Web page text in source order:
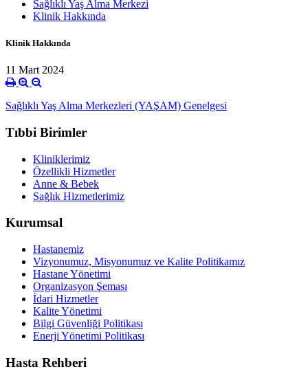
Sağlıklı Yaş Alma Merkezi
Klinik Hakkında
Klinik Hakkında
11 Mart 2024
Sağlıklı Yaş Alma Merkezleri (YAŞAM) Genelgesi
Tıbbi Birimler
Kliniklerimiz
Özellikli Hizmetler
Anne & Bebek
Sağlık Hizmetlerimiz
Kurumsal
Hastanemiz
Vizyonumuz, Misyonumuz ve Kalite Politikamız
Hastane Yönetimi
Organizasyon Şeması
İdari Hizmetler
Kalite Yönetimi
Bilgi Güvenliği Politikası
Enerji Yönetimi Politikası
Hasta Rehberi